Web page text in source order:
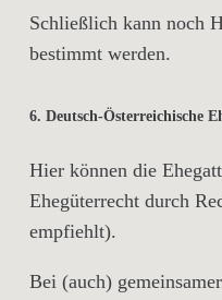
Schließlich kann noch
bestimmt werden.
6. Deutsch-Österreichische
Hier können die
Ehegüterrecht durch
empfiehlt).
Bei (auch)